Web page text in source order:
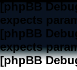
[phpBB
expects
[phpBB
expects
[phpBB